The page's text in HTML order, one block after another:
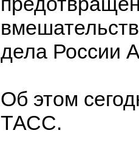
дела России
Об этом
ТАСС.